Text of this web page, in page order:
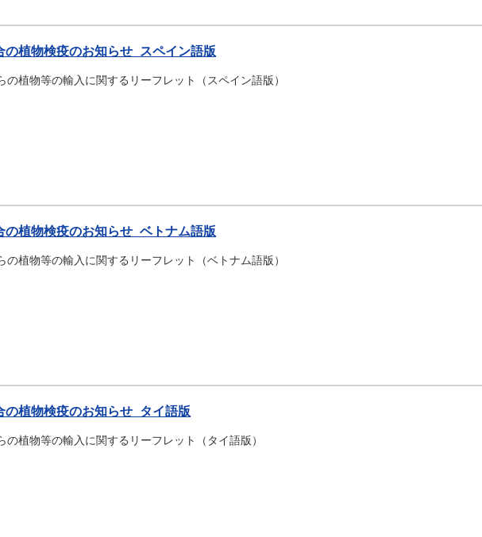
植物検疫のお知らせ_スペイン語版
植物等の輸入に関するリーフレット（スペイン語版）
植物検疫のお知らせ_ベトナム語版
植物等の輸入に関するリーフレット（ベトナム語版）
植物検疫のお知らせ_タイ語版
植物等の輸入に関するリーフレット（タイ語版）